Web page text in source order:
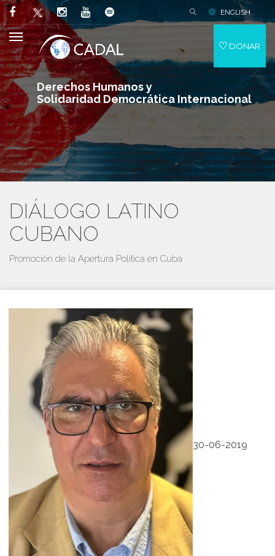
Derechos Humanos y
Solidaridad Democrática Internacional
ENGLISH
DONAR
DIÁLOGO LATINO
CUBANO
Promoción de la Apertura Política en Cuba
30-06-2019